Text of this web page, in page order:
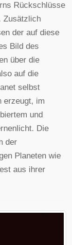
Rückschlüsse
Zusätzlich
der auf diese
Bild des
über die
auf die
selbst
erzeugt, im
und
Die
der
Planeten wie
aus ihrer